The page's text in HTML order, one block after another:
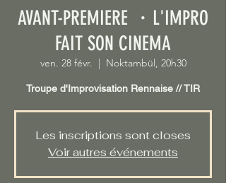
AVANT-PREMIERE ・L'IMPRO
FAIT SON CINEMA
ven. 28 févr. Noktambül, 20h30
Troupe d'Improvisation Rennaise // TIR
Les inscriptions sont closes
Voir autres événements